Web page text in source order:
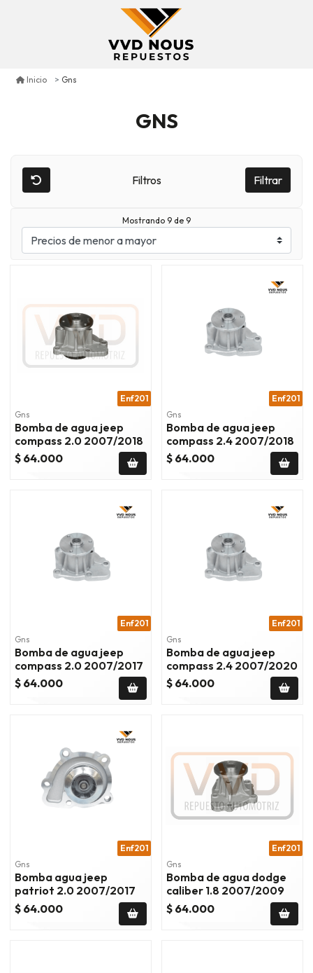
Inicio Gns
GNS
Filtros Filtrar
Mostrando 9 de 9
Enf201
Gns
Bomba de agua jeep
compass 2.0 2007/2018
$ 64.000
Enf201
Gns
Bomba de agua jeep
compass 2.4 2007/2018
$ 64.000
Enf201
Gns
Bomba de agua jeep
compass 2.0 2007/2017
$ 64.000
Enf201
Gns
Bomba de agua jeep
compass 2.4 2007/2020
$ 64.000
Enf201
Gns
Bomba agua jeep
patriot 2.0 2007/2017
$ 64.000
Enf201
Gns
Bomba de agua dodge
caliber 1.8 2007/2009
$ 64.000